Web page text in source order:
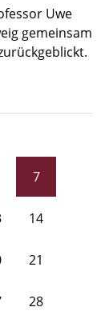
Uwe
gemeinsam
7
14
21
28